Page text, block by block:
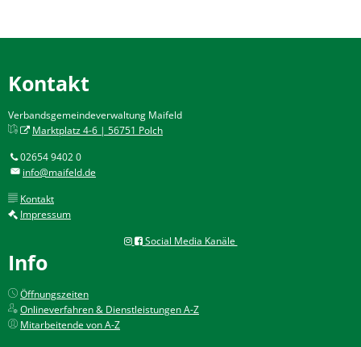
Kontakt
Verbandsgemeindeverwaltung Maifeld
Marktplatz 4-6 | 56751 Polch
02654 9402 0
info@maifeld.de
Kontakt
Impressum
Social Media Kanäle
Info
Öffnungszeiten
Onlineverfahren & Dienstleistungen A-Z
Mitarbeitende von A-Z